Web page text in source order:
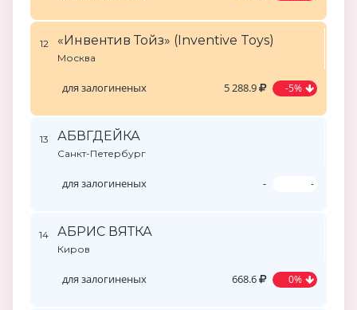
12 «Инвентив Тойз» (Inventive Toys)
Москва
для залогиненых 5 288.9 -5%
13 АБВГДЕЙКА
Санкт-Петербург
для залогиненых - -
14 АБРИС ВЯТКА
Киров
для залогиненых 668.6 0%